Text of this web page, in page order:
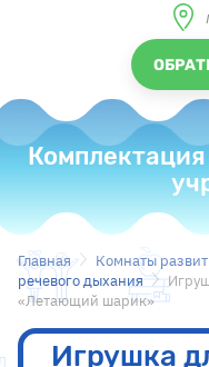
Главная Комнаты
речевого дыхания
«Летающий шарик»
Игрушка